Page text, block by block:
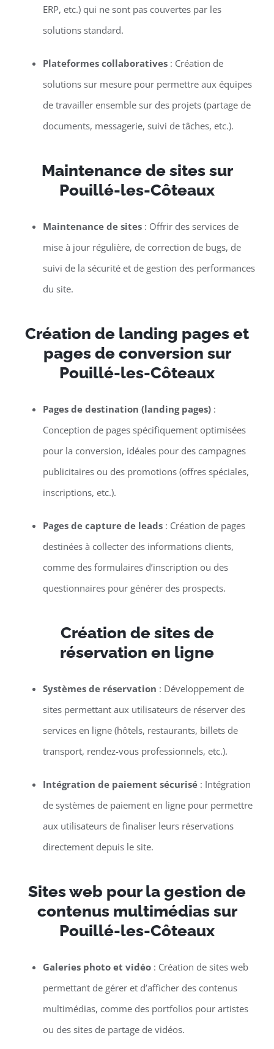
ERP, etc.) qui ne sont pas couvertes par les
solutions standard.
Plateformes collaboratives: Création de
solutions sur mesure pour permettre aux équipes
de travailler ensemble sur des projets (partage de
documents, messagerie, suivi de tâches, etc.).
Maintenance de sites sur
Pouillé-les-Côteaux
Maintenance de sites: Offrir des services de
mise à jour régulière, de correction de bugs, de
suivi de la sécurité et de gestion des performances
du site.
Création de landing pages et
pages de conversion sur
Pouillé-les-Côteaux
Pages de destination (landing pages):
Conception de pages spécifiquement optimisées
pour la conversion, idéales pour des campagnes
publicitaires ou des promotions (offres spéciales,
inscriptions, etc.).
Pages de capture de leads: Création de pages
destinées à collecter des informations clients,
comme des formulaires d’inscription ou des
questionnaires pour générer des prospects.
Création de sites de
réservation en ligne
Systèmes de réservation : Développement de
sites permettant aux utilisateurs de réserver des
services en ligne (hôtels, restaurants, billets de
transport, rendez-vous professionnels, etc.).
Intégration de paiement sécurisé: Intégration
de systèmes de paiement en ligne pour permettre
aux utilisateurs de finaliser leurs réservations
directement depuis le site.
Sites web pour la gestion de
contenus multimédias sur
Pouillé-les-Côteaux
Galeries photo et vidéo: Création de sites web
permettant de gérer et d’afficher des contenus
multimédias, comme des portfolios pour artistes
ou des sites de partage de vidéos.